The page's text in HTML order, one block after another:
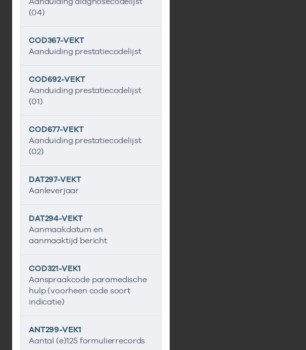
(04)
COD367-VEKT
Aanduiding prestatiecodelijst
COD692-VEKT
Aanduiding prestatiecodelijst
(01)
COD677-VEKT
Aanduiding prestatiecodelijst
(02)
DAT297-VEKT
Aanleverjaar
DAT294-VEKT
Aanmaakdatum en
aanmaaktijd bericht
COD321-VEK1
Aanspraakcode paramedische
hulp (voorheen code soort
indicatie)
ANT299-VEK1
Aantal (e)125 formulierrecords